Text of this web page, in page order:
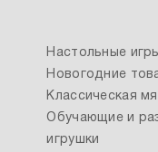
Настольные
Новогодние
Классическая
Обучающие и
игрушки